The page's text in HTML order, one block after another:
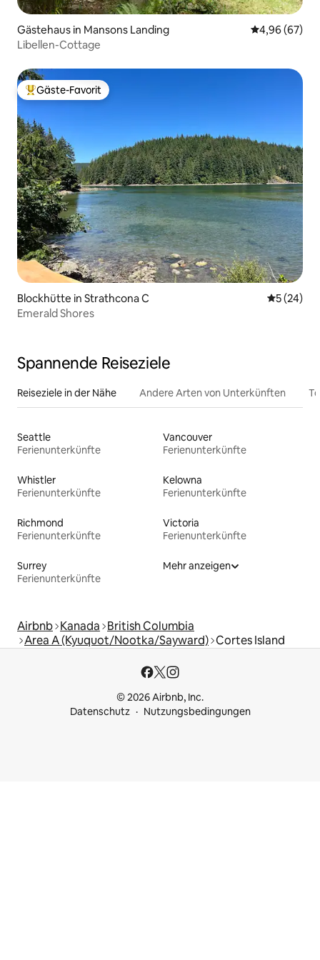
Gästehaus in Mansons Landing
4,96 (67)
Libellen-Cottage
Beliebter Gäste-Favorit.
Gäste-Favorit
Blockhütte in Strathcona C
5 (24)
Emerald Shores
Spannende Reiseziele
Reiseziele in der Nähe Andere Arten von Unterkünften
Seattle
Ferienunterkünfte
Vancouver
Ferienunterkünfte
Whistler
Ferienunterkünfte
Kelowna
Ferienunterkünfte
Richmond
Ferienunterkünfte
Victoria
Ferienunterkünfte
Surrey
Ferienunterkünfte
Mehr anzeigen
Airbnb Kanada British Columbia
Area A (Kyuquot/Nootka/Sayward) Cortes Island
© 2026 Airbnb, Inc.
Datenschutz
Nutzungsbedingungen